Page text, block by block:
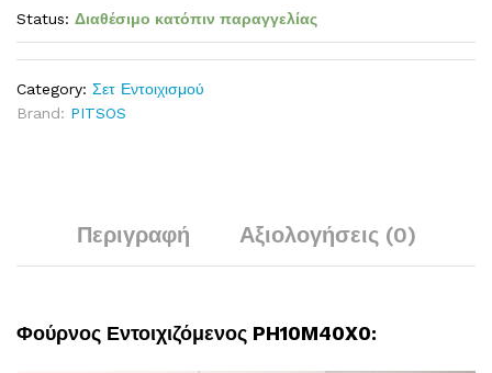
Status: Διαθέσιμο κατόπιν παραγγελίας
Category: Σετ Εντοιχισμού
Brand: PITSOS
Περιγραφή Αξιολογήσεις (0)
Φούρνος Εντοιχιζόμενος PH10M40X0: